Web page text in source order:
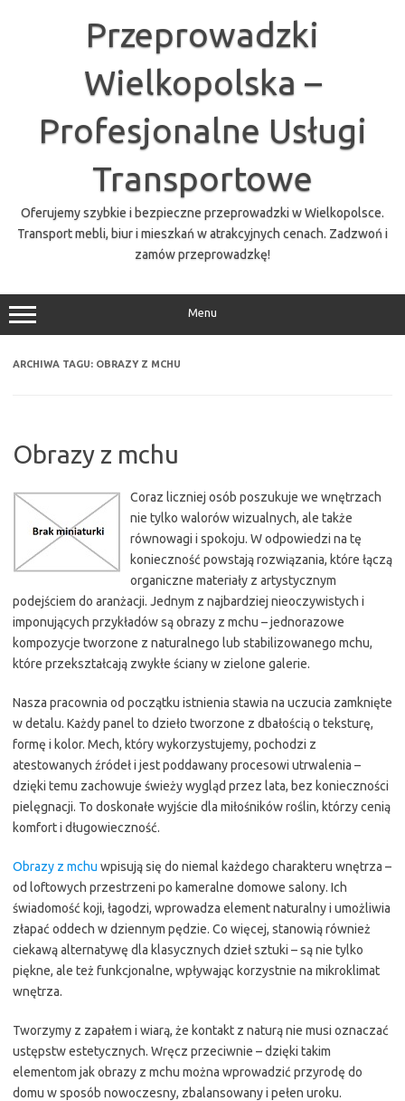
Przeprowadzki
Wielkopolska –
Profesjonalne Usługi
Transportowe
Oferujemy szybkie i bezpieczne przeprowadzki w Wielkopolsce.
Transport mebli, biur i mieszkań w atrakcyjnych cenach. Zadzwoń i
zamów przeprowadzkę!
Menu
ARCHIWA TAGU: OBRAZY Z MCHU
Obrazy z mchu
Coraz liczniej osób poszukuje we wnętrzach
nie tylko walorów wizualnych, ale także
równowagi i spokoju. W odpowiedzi na tę
konieczność powstają rozwiązania, które łączą
organiczne materiały z artystycznym
podejściem do aranżacji. Jednym z najbardziej nieoczywistych i
imponujących przykładów są obrazy z mchu – jednorazowe
kompozycje tworzone z naturalnego lub stabilizowanego mchu,
które przekształcają zwykłe ściany w zielone galerie.
Nasza pracownia od początku istnienia stawia na uczucia zamknięte
w detalu. Każdy panel to dzieło tworzone z dbałością o teksturę,
formę i kolor. Mech, który wykorzystujemy, pochodzi z
atestowanych źródeł i jest poddawany procesowi utrwalenia –
dzięki temu zachowuje świeży wygląd przez lata, bez konieczności
pielęgnacji. To doskonałe wyjście dla miłośników roślin, którzy cenią
komfort i długowieczność.
Obrazy z mchu wpisują się do niemal każdego charakteru wnętrza –
od loftowych przestrzeni po kameralne domowe salony. Ich
świadomość koji, łagodzi, wprowadza element naturalny i umożliwia
złapać oddech w dziennym pędzie. Co więcej, stanowią również
ciekawą alternatywę dla klasycznych dzieł sztuki – są nie tylko
piękne, ale też funkcjonalne, wpływając korzystnie na mikroklimat
wnętrza.
Tworzymy z zapałem i wiarą, że kontakt z naturą nie musi oznaczać
ustępstw estetycznych. Wręcz przeciwnie – dzięki takim
elementom jak obrazy z mchu można wprowadzić przyrodę do
domu w sposób nowoczesny, zbalansowany i pełen uroku.